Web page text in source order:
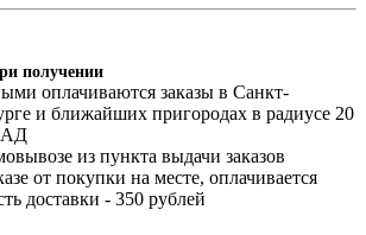
получении
оплачиваются заказы в Санкт-
и ближайших пригородах в радиусе 20
из пункта выдачи заказов
от покупки на месте, оплачивается
доставки - 350 рублей